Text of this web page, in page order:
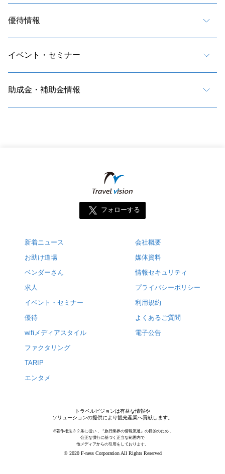
優待情報
イベント・セミナー
助成金・補助金情報
フォローする
新着ニュース
お助け道場
ベンダーさん
求人
イベント・セミナー
優待
wifiメディアスタイル
ファクタリング
TARIP
エンタメ
会社概要
媒体資料
情報セキュリティ
プライバシーポリシー
利用規約
よくあるご質問
電子公告
トラベルビジョンは有益な情報や
ソリューションの提供により観光産業へ貢献します。
※著作権法３２条に従い，『旅行業界の情報流通』の目的のため，
公正な慣行に基づく正当な範囲内で
他メディアからの引用をしております。
© 2020 F-ness Corporation All Rights Reserved